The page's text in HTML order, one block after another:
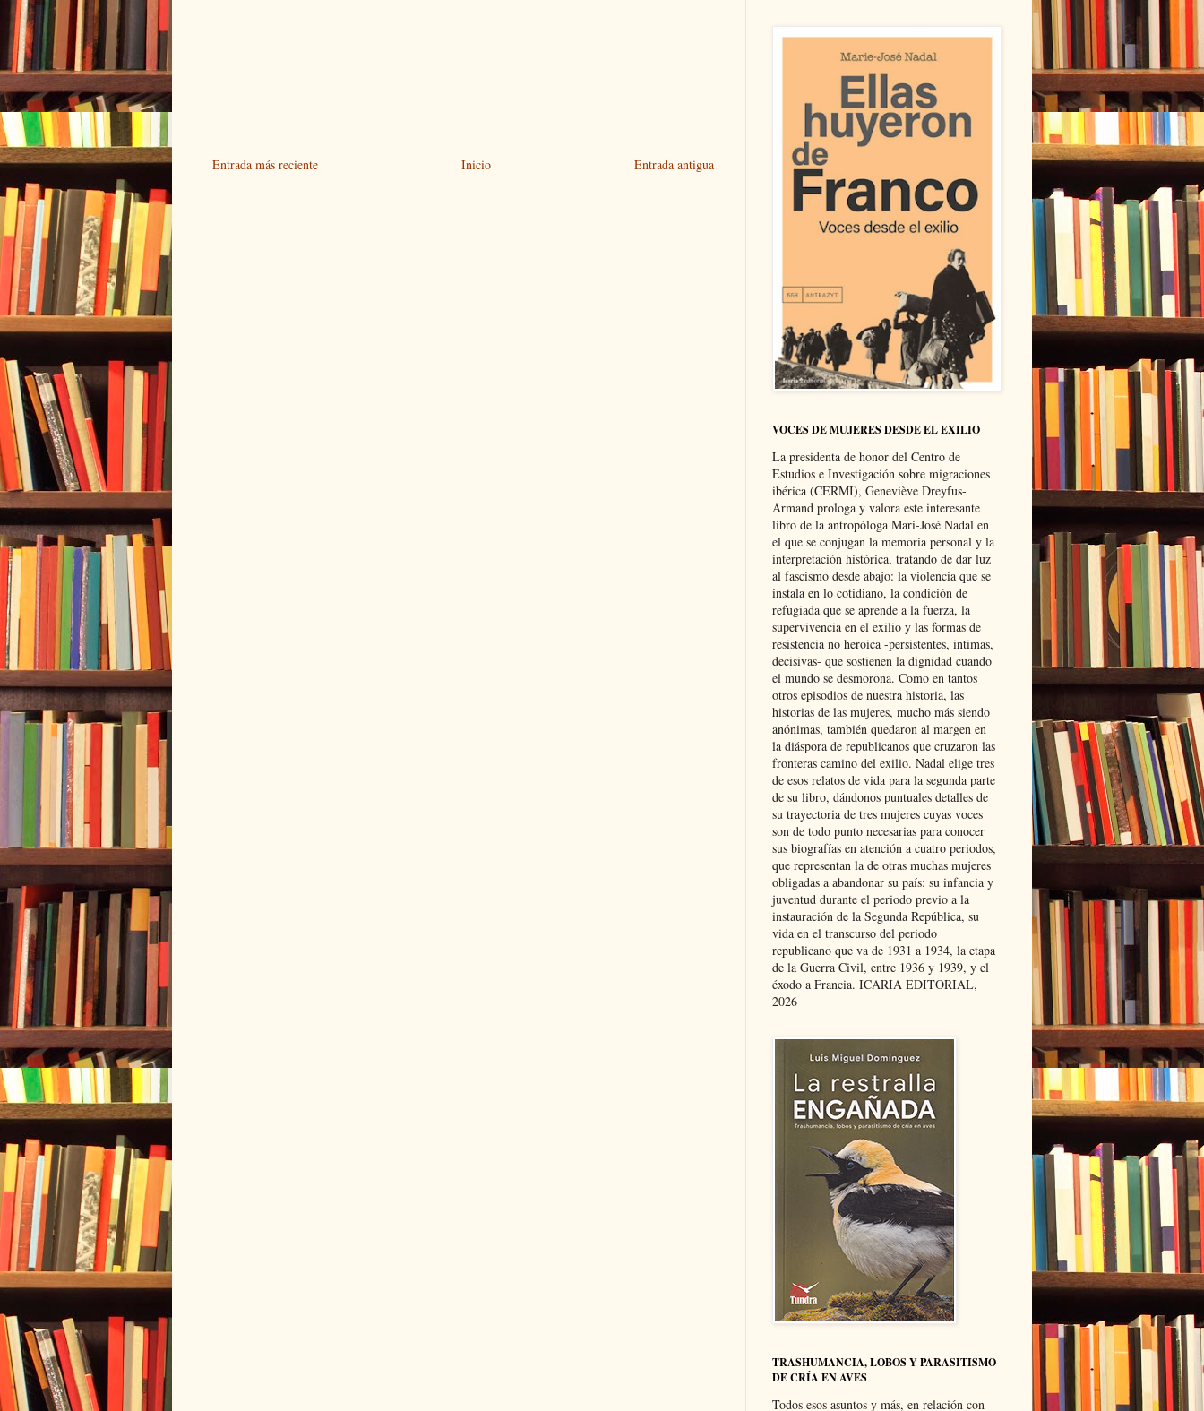
Entrada más reciente Entrada antigua
Inicio
VOCES DE MUJERES DESDE EL EXILIO
La presidenta de honor del Centro de
Estudios e Investigación sobre migraciones
ibérica (CERMI), Geneviève Dreyfus-
Armand prologa y valora este interesante
libro de la antropóloga Mari-José Nadal en
el que se conjugan la memoria personal y la
interpretación histórica, tratando de dar luz
al fascismo desde abajo: la violencia que se
instala en lo cotidiano, la condición de
refugiada que se aprende a la fuerza, la
supervivencia en el exilio y las formas de
resistencia no heroica -persistentes, intimas,
decisivas- que sostienen la dignidad cuando
el mundo se desmorona. Como en tantos
otros episodios de nuestra historia, las
historias de las mujeres, mucho más siendo
anónimas, también quedaron al margen en
la diáspora de republicanos que cruzaron las
fronteras camino del exilio. Nadal elige tres
de esos relatos de vida para la segunda parte
de su libro, dándonos puntuales detalles de
su trayectoria de tres mujeres cuyas voces
son de todo punto necesarias para conocer
sus biografías en atención a cuatro periodos,
que representan la de otras muchas mujeres
obligadas a abandonar su país: su infancia y
juventud durante el periodo previo a la
instauración de la Segunda República, su
vida en el transcurso del periodo
republicano que va de 1931 a 1934, la etapa
de la Guerra Civil, entre 1936 y 1939, y el
éxodo a Francia. ICARIA EDITORIAL,
2026
TRASHUMANCIA, LOBOS Y PARASITISMO
DE CRÍA EN AVES
Todos esos asuntos y más, en relación con